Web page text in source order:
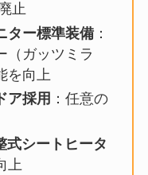
止
ター標準装備：
（ガッツミラ
を向上
ア採用 ：任意の
式シートヒータ
上